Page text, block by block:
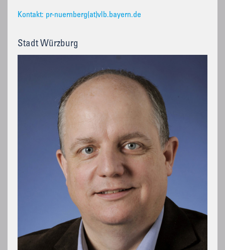
Kontakt: pr-nuernberg(at)vlb.bayern.de
Stadt Würzburg